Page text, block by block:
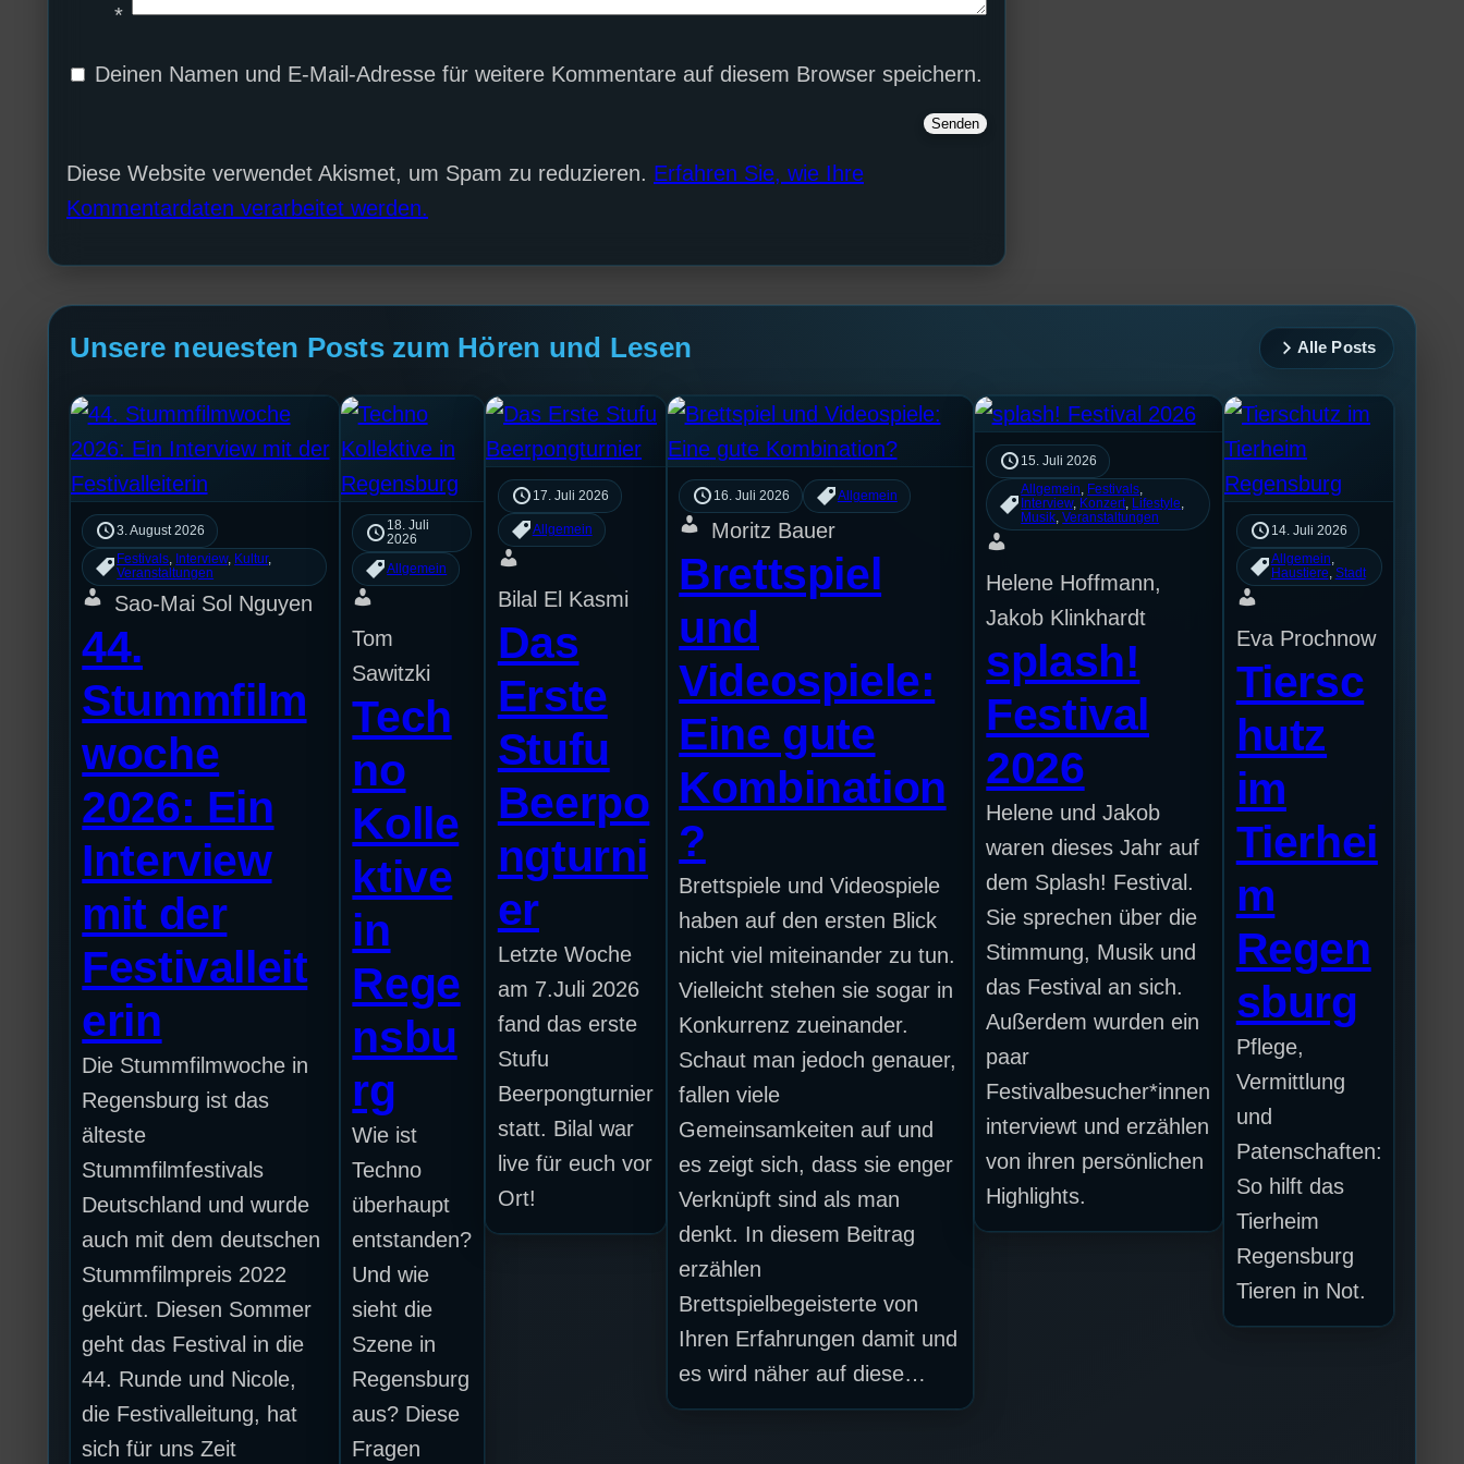
*
Deinen Namen und E-Mail-Adresse für weitere Kommentare auf diesem Browser speichern.
Diese Website verwendet Akismet, um Spam zu reduzieren. Erfahren Sie, wie Ihre
Kommentardaten verarbeitet werden.
Unsere neuesten Posts zum Hören und Lesen Alle Posts
3. August 2026
Festivals Interview, Kultur
Veranstaltungen
Sao-Mai Sol Nguyen
44.
Stummfilm
woche
2026: Ein
Interview
mit der
Festivalleit
erin
Die Stummfilmwoche in
Regensburg ist das
älteste
Stummfilmfestivals
Deutschland und wurde
auch mit dem deutschen
Stummfilmpreis 2022
gekürt. Diesen Sommer
geht das Festival in die
44. Runde und Nicole,
die Festivalleitung, hat
sich für uns Zeit
18. Juli
2026
Allgemein
Tom
Sawitzki
Tech
no
Kolle
ktive
in
Rege
nsbu
rg
Wie ist
Techno
überhaupt
entstanden?
Und wie
sieht die
Szene in
Regensburg
aus? Diese
Fragen
17. Juli 2026
Allgemein
Bilal El Kasmi
Das
Erste
Stufu
Beerpo
ngturni
er
Letzte Woche
am 7.Juli 2026
fand das erste
Stufu
Beerpongturnier
statt. Bilal war
live für euch vor
Ort!
16. Juli 2026 Allgemein
Moritz Bauer
Brettspiel
und
Videospiele:
Eine gute
Kombination
?
Brettspiele und Videospiele
haben auf den ersten Blick
nicht viel miteinander zu tun.
Vielleicht stehen sie sogar in
Konkurrenz zueinander.
Schaut man jedoch genauer,
fallen viele
Gemeinsamkeiten auf und
es zeigt sich, dass sie enger
Verknüpft sind als man
denkt. In diesem Beitrag
erzählen
Brettspielbegeisterte von
Ihren Erfahrungen damit und
es wird näher auf diese…
15. Juli 2026
Allgemein Festivals
Interview, Konzert Lifestyle
Musik , Veranstaltungen
Helene Hoffmann,
Jakob Klinkhardt
splash!
Festival
2026
Helene und Jakob
waren dieses Jahr auf
dem Splash! Festival.
Sie sprechen über die
Stimmung, Musik und
das Festival an sich.
Außerdem wurden ein
paar
Festivalbesucher*innen
interviewt und erzählen
von ihren persönlichen
Highlights.
14. Juli 2026
Allgemein
Haustiere Stadt
Eva Prochnow
Tiersc
hutz
im
Tierhei
m
Regen
sburg
Pflege,
Vermittlung
und
Patenschaften:
So hilft das
Tierheim
Regensburg
Tieren in Not.